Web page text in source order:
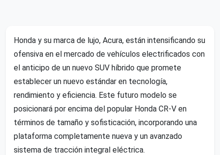
Honda y su marca de lujo, Acura, están intensificando su
ofensiva en el mercado de vehículos electrificados con
el anticipo de un nuevo SUV híbrido que promete
establecer un nuevo estándar en tecnología,
rendimiento y eficiencia. Este futuro modelo se
posicionará por encima del popular Honda CR-V en
términos de tamaño y sofisticación, incorporando una
plataforma completamente nueva y un avanzado
sistema de tracción integral eléctrica.